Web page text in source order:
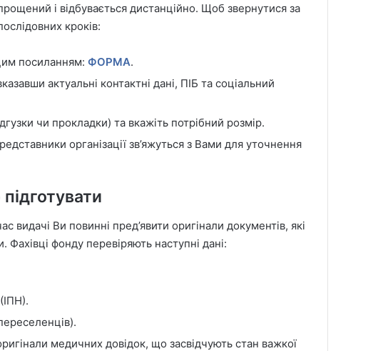
і відбувається дистанційно. Щоб звернутися за
кроків:
посиланням: ФОРМА.
актуальні контактні дані, ПІБ та соціальний
чи прокладки) та вкажіть потрібний розмір.
організації зв’яжуться з Вами для уточнення
видачі Ви повинні пред’явити оригінали документів, які
фонду перевіряють наступні дані:
медичних довідок, що засвідчують стан важкої